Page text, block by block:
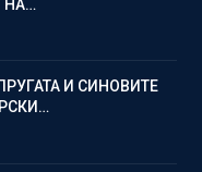
НА…
И СИНОВИТЕ